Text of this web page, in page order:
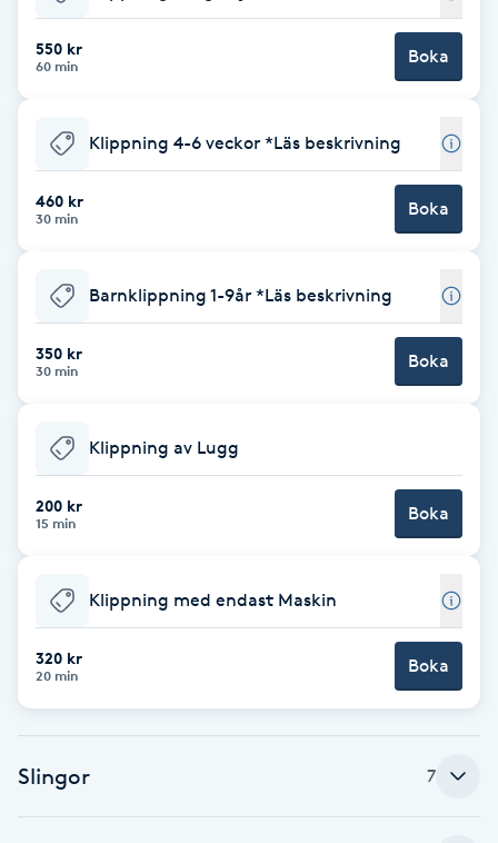
Babylights
Balayage
Barber
Barnklippning
BIAB
Blowout
Bottenfärg
Brynfärgning
Brynplockning
C
Celluliter
550 kr
60 min Boka
Klippning 4-6 veckor *Läs beskrivning
460 kr
30 min Boka
Barnklippning 1-9år *Läs beskrivning
350 kr
30 min Boka
Klippning av Lugg
200 kr
15 min Boka
Klippning med endast Maskin
320 kr
20 min Boka
Slingor 7